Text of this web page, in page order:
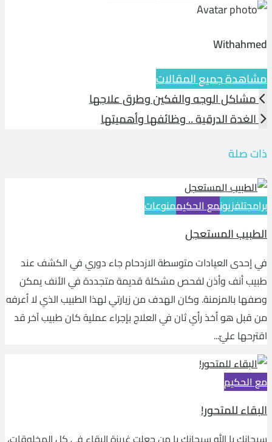
Withahmed
مشاهدة جميع المقالات
مشاكل الوجه والفكين وطرق علاجها
الغدة الدرقية .. وظائفها وأهميتها
ذات صلة
برامجتلفزيونمع الحكيممنوعات
الطبيب المستعجل
في إحدى العيادات متوسطة الازدحام جاء دوري في الكشف عند
طبيب أنف وأذن لفحص مشكلة قديمة متجددة في الأنف يمكن
وصفها بالمزمنة. وكان الهدف من زيارتي لهذا الطبيب الذي لا أعرفه
من قبل هو أخذ رأي ثان في العلاج بإجراء عملية كان طبيب آخر قد
اقترحها عليّ...
مع الحكيم
البقاء للمتحور!